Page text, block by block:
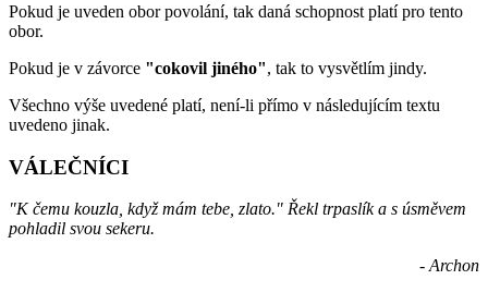
Pokud je uveden obor povolání, tak daná schopnost platí pro tento
obor.
Pokud je v závorce "cokovil jiného", tak to vysvětlím jindy.
Všechno výše uvedené platí, není-li přímo v následujícím textu
uvedeno jinak.
VÁLEČNÍCI
"K čemu kouzla, když mám tebe, zlato." Řekl trpaslík a s úsměvem
pohladil svou sekeru.
- Archon